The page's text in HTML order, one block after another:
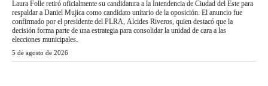
Laura Folle retiró oficialmente su candidatura a la Intendencia de Ciudad del Este para
respaldar a Daniel Mujica como candidato unitario de la oposición. El anuncio fue
confirmado por el presidente del PLRA, Alcides Riveros, quien destacó que la
decisión forma parte de una estrategia para consolidar la unidad de cara a las
elecciones municipales.
5 de agosto de 2026